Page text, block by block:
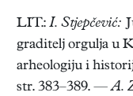
LIT.: I. Stjepčević:
graditelj orgulja u
arheologiju i
str. 383–389. —A.